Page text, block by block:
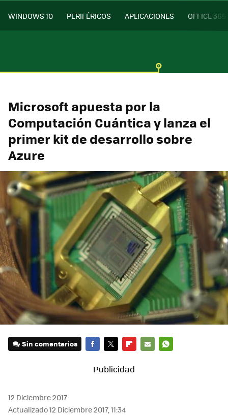
WINDOWS 10 PERIFÉRICOS APLICACIONES OFFICE 365
Microsoft apuesta por la
Computación Cuántica y lanza el
primer kit de desarrollo sobre
Azure
Sin comentarios
12 Diciembre 2017
Actualizado 12 Diciembre 2017, 11:34